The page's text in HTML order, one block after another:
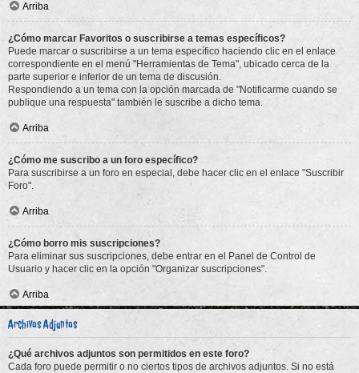
Arriba
¿Cómo marcar Favoritos o suscribirse a temas específicos?
Puede marcar o suscribirse a un tema específico haciendo clic en el enlace
correspondiente en el menú "Herramientas de Tema", ubicado cerca de la
parte superior e inferior de un tema de discusión.
Respondiendo a un tema con la opción marcada de "Notificarme cuando se
publique una respuesta" también le suscribe a dicho tema.
Arriba
¿Cómo me suscribo a un foro específico?
Para suscribirse a un foro en especial, debe hacer clic en el enlace "Suscribir
Foro".
Arriba
¿Cómo borro mis suscripciones?
Para eliminar sus suscripciones, debe entrar en el Panel de Control de
Usuario y hacer clic en la opción "Organizar suscripciones".
Arriba
Archivos Adjuntos
¿Qué archivos adjuntos son permitidos en este foro?
Cada foro puede permitir o no ciertos tipos de archivos adjuntos. Si no está